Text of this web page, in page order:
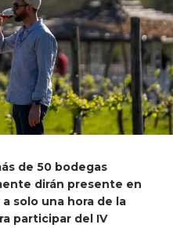
de 50 bodegas
dirán presente en
solo una hora de la
participar del IV